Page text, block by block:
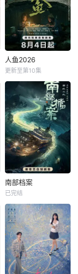
人鱼2026
更新至第10集
南部档案
已完结